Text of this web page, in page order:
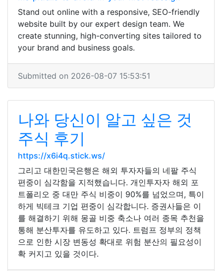
Stand out online with a responsive, SEO-friendly
website built by our expert design team. We
create stunning, high-converting sites tailored to
your brand and business goals.
Submitted on 2026-08-07 15:53:51
나와 당신이 알고 싶은 것
주식 후기
https://x6i4q.stick.ws/
그리고 대한민국은행은 해외 투자자들의 네팔 주식
편중이 심각함을 지적했습니다. 개인투자자 해외 포
트폴리오 중 대만 주식 비중이 90%를 넘었으며, 특이
하게 빅테크 기업 편중이 심각합니다. 증권사들은 이
를 해결하기 위해 몽골 비중 축소나 여러 종목 추천을
통해 분산투자를 유도하고 있다. 트럼프 정부의 정책
으로 인한 시장 변동성 확대로 위험 분산의 필요성이
확 커지고 있을 것이다.